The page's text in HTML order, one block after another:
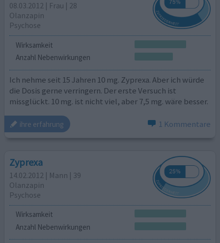
08.03.2012 | Frau | 28
Olanzapin
Psychose
Wirksamkeit
Anzahl Nebenwirkungen
Ich nehme seit 15 Jahren 10 mg. Zyprexa. Aber ich würde
die Dosis gerne verringern. Der erste Versuch ist
missglückt. 10 mg. ist nicht viel, aber 7,5 mg. wäre besser.
ihre erfahrung 1 Kommentare
Zyprexa
14.02.2012 | Mann | 39
Olanzapin
Psychose
Wirksamkeit
Anzahl Nebenwirkungen